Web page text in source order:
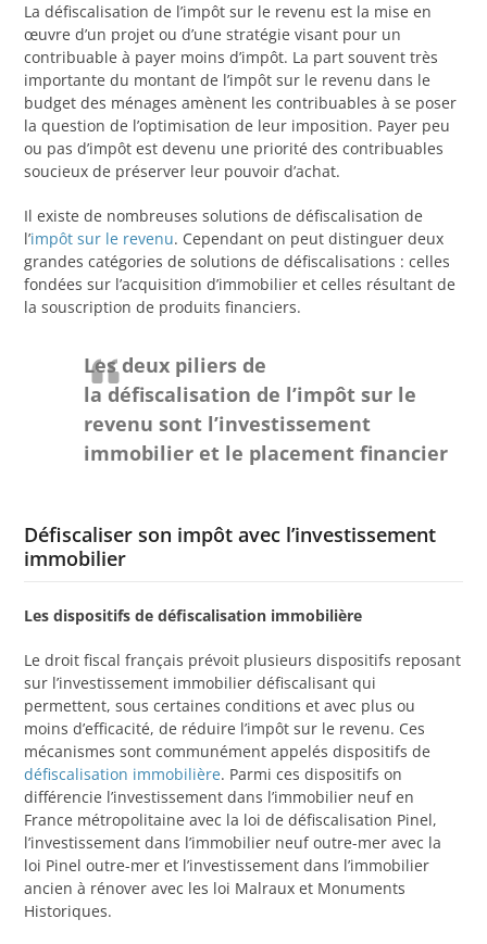
La défiscalisation de l’impôt sur le revenu est la mise en
œuvre d’un projet ou d’une stratégie visant pour un
contribuable à payer moins d’impôt. La part souvent très
importante du montant de l’impôt sur le revenu dans le
budget des ménages amènent les contribuables à se poser
la question de l’optimisation de leur imposition. Payer peu
ou pas d’impôt est devenu une priorité des contribuables
soucieux de préserver leur pouvoir d’achat.
Il existe de nombreuses solutions de défiscalisation de
l’impôt sur le revenu. Cependant on peut distinguer deux
grandes catégories de solutions de défiscalisations : celles
fondées sur l’acquisition d’immobilier et celles résultant de
la souscription de produits financiers.
Les deux piliers de
la défiscalisation de l’impôt sur le
revenu sont l’investissement
immobilier et le placement financier
Défiscaliser son impôt avec l’investissement
immobilier
Les dispositifs de défiscalisation immobilière
Le droit fiscal français prévoit plusieurs dispositifs reposant
sur l’investissement immobilier défiscalisant qui
permettent, sous certaines conditions et avec plus ou
moins d’efficacité, de réduire l’impôt sur le revenu. Ces
mécanismes sont communément appelés dispositifs de
défiscalisation immobilière. Parmi ces dispositifs on
différencie l’investissement dans l’immobilier neuf en
France métropolitaine avec la loi de défiscalisation Pinel,
l’investissement dans l’immobilier neuf outre-mer avec la
loi Pinel outre-mer et l’investissement dans l’immobilier
ancien à rénover avec les loi Malraux et Monuments
Historiques.